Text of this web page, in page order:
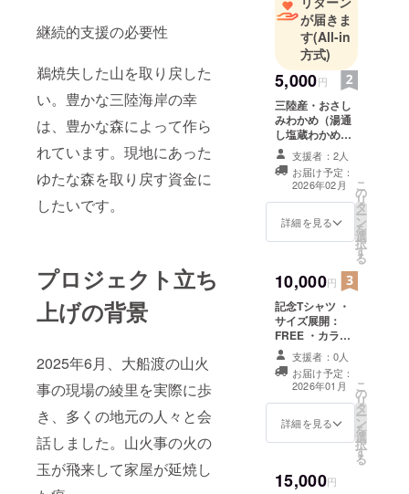
継続的支援の必要性
鵜焼失した山を取り戻した
い。豊かな三陸海岸の幸
は、豊かな森によって作ら
れています。現地にあった
ゆたな森を取り戻す資金に
したいです。
プロジェクト立ち
上げの背景
2025年6月、大船渡の山火
事の現場の綾里を実際に歩
き、多くの地元の人々と会
話しました。山火事の火の
玉が飛来して家屋が延焼し
が届きま
す(All-in
方式)
5,000円
三陸産・おさし
みわかめ（湯通
し塩蔵わかめ
500g） 賞味期
限：半年
支援者：2人
お届け予定：
2026年02月
詳細を見る
こ
の
リ
タ
ー
ン
を
選
択
す
る
10,000円
記念Tシャツ ・
サイズ展開：
FREE ・カラー
展開：黒地にテ
キストとロゴ
マーク ・デザイ
ン：シンプルな
デザイン
支援者：0人
お届け予定：
2026年01月
詳細を見る
こ
の
リ
タ
ー
ン
を
選
択
す
る
15,000円